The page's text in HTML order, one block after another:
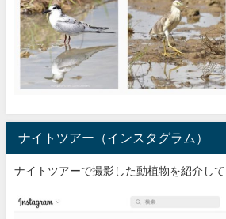
ナイトツアー（インスタグラム）
ナイトツアーで撮影した動植物を紹介して